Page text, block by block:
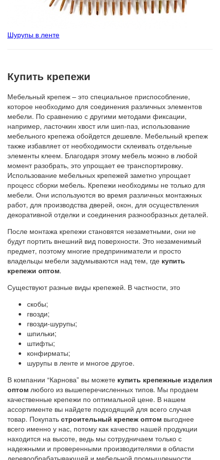
Шурупы в ленте
Купить крепежи
Мебельный крепеж – это специальное приспособление,
которое необходимо для соединения различных элементов
мебели. По сравнению с другими методами фиксации,
например, ласточкин хвост или шип-паз, использование
мебельного крепежа обойдется дешевле. Мебельный крепеж
также избавляет от необходимости склеивать отдельные
элементы клеем. Благодаря этому мебель можно в любой
момент разобрать, это упрощает ее транспортировку.
Использование мебельных крепежей заметно упрощает
процесс сборки мебель. Крепежи необходимы не только для
мебели. Они используются во время различных монтажных
работ, для производства дверей, окон, для осуществления
декоративной отделки и соединения разнообразных деталей.
После монтажа крепежи становятся незаметными, они не
будут портить внешний вид поверхности. Это незаменимый
предмет, поэтому многие предприниматели и просто
владельцы мебели задумываются над тем, где купить
крепежи оптом.
Существуют разные виды крепежей. В частности, это
скобы;
гвозди;
гвозди-шурупы;
шпильки;
штифты;
конфирматы;
шурупы в ленте и многое другое.
В компании “Карнова” вы можете купить крепежные изделия
оптом любого из вышеперечисленных типов. Мы продаем
качественные крепежи по оптимальной цене. В нашем
ассортименте вы найдете подходящий для всего случая
товар. Покупать строительный крепеж оптом выгоднее
всего именно у нас, потому как качество нашей продукции
находится на высоте, ведь мы сотрудничаем только с
надежными и проверенными производителями в области